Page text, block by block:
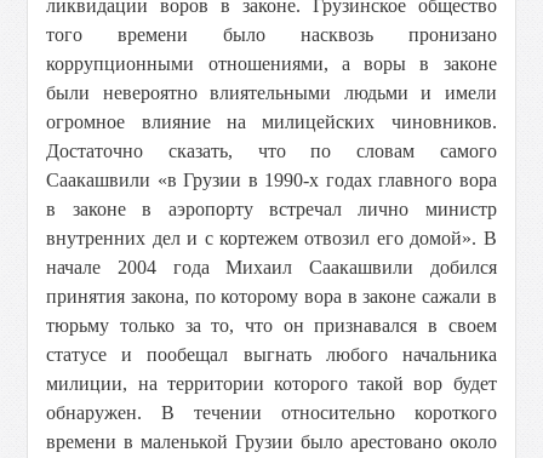
ликвидации воров в законе. Грузинское общество
того времени было насквозь пронизано
коррупционными отношениями, а воры в законе
были невероятно влиятельными людьми и имели
огромное влияние на милицейских чиновников.
Достаточно сказать, что по словам самого
Саакашвили «в Грузии в 1990-х годах главного вора
в законе в аэропорту встречал лично министр
внутренних дел и с кортежем отвозил его домой». В
начале 2004 года Михаил Саакашвили добился
принятия закона, по которому вора в законе сажали в
тюрьму только за то, что он признавался в своем
статусе и пообещал выгнать любого начальника
милиции, на территории которого такой вор будет
обнаружен. В течении относительно короткого
времени в маленькой Грузии было арестовано около